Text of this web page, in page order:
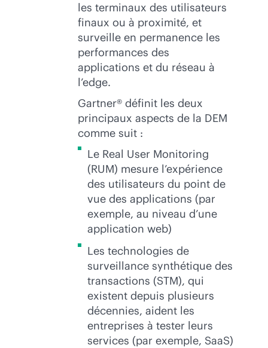
les terminaux des utilisateurs
finaux ou à proximité, et
surveille en permanence les
performances des
applications et du réseau à
l’edge.
Gartner® définit les deux
principaux aspects de la DEM
comme suit :
Le Real User Monitoring
(RUM) mesure l’expérience
des utilisateurs du point de
vue des applications (par
exemple, au niveau d’une
application web)
Les technologies de
surveillance synthétique des
transactions (STM), qui
existent depuis plusieurs
décennies, aident les
entreprises à tester leurs
services (par exemple, SaaS)